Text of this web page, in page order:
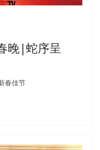
晚|蛇序呈
春佳节